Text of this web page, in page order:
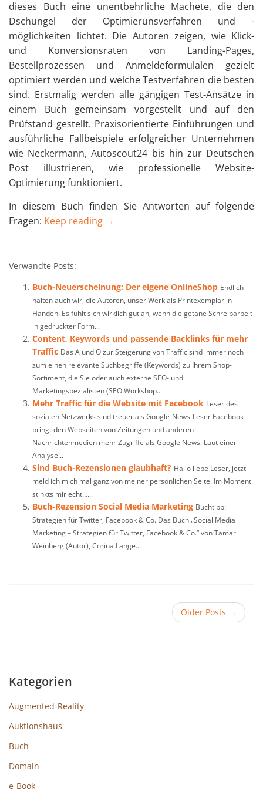
dieses Buch eine unentbehrliche Machete, die den
Dschungel der Optimierunsverfahren und -
möglichkeiten lichtet. Die Autoren zeigen, wie Klick-
und Konversionsraten von Landing-Pages,
Bestellprozessen und Anmeldeformulalen gezielt
optimiert werden und welche Testverfahren die besten
sind. Erstmalig werden alle gängigen Test-Ansätze in
einem Buch gemeinsam vorgestellt und auf den
Prüfstand gestellt. Praxisorientierte Einführungen und
ausführliche Fallbeispiele erfolgreicher Unternehmen
wie Neckermann, Autoscout24 bis hin zur Deutschen
Post illustrieren, wie professionelle Website-
Optimierung funktioniert.
In diesem Buch finden Sie Antworten auf folgende
Fragen: Keep reading →
Verwandte Posts:
Buch-Neuerscheinung: Der eigene OnlineShop Endlich
halten auch wir, die Autoren, unser Werk als Printexemplar in
Händen. Es fühlt sich wirklich gut an, wenn die getane Schreibarbeit
in gedruckter Form...
Content, Keywords und passende Backlinks für mehr
Traffic Das A und O zur Steigerung von Traffic sind immer noch
zum einen relevante Suchbegriffe (Keywords) zu Ihrem Shop-
Sortiment, die Sie oder auch externe SEO- und
Marketingspezialisten (SEO Workshop...
Mehr Traffic für die Website mit Facebook Leser des
sozialen Netzwerks sind treuer als Google-News-Leser Facebook
bringt den Webseiten von Zeitungen und anderen
Nachrichtenmedien mehr Zugriffe als Google News. Laut einer
Analyse...
Sind Buch-Rezensionen glaubhaft? Hallo liebe Leser, jetzt
meld ich mich mal ganz von meiner persönlichen Seite. Im Moment
stinkts mir echt…...
Buch-Rezension Social Media Marketing Buchtipp:
Strategien für Twitter, Facebook & Co. Das Buch „Social Media
Marketing – Strategien für Twitter, Facebook & Co.“ von Tamar
Weinberg (Autor), Corina Lange...
Older Posts →
Kategorien
Augmented-Reality
Auktionshaus
Buch
Domain
e-Book